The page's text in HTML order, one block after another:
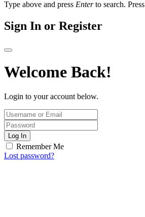
Type above and press Enterto search. Press
Sign In or Register
Welcome Back!
Login to your account below.
Log In
Remember Me
Lost password?